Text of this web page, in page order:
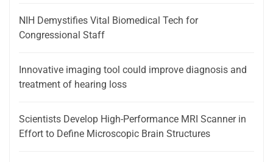
NIH Demystifies Vital Biomedical Tech for
Congressional Staff
Innovative imaging tool could improve diagnosis and
treatment of hearing loss
Scientists Develop High-Performance MRI Scanner in
Effort to Define Microscopic Brain Structures